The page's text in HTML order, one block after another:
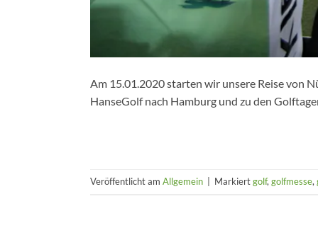
Am 15.01.2020 starten wir unsere Reise von
HanseGolf nach Hamburg und zu den
Veröffentlicht am Allgemein Markiertgolf,golfmesse,